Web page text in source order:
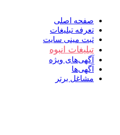
صفحه اصلی
تعرفه تبلیغات
ثبت مینی سایت
تبلیغات انبوه
آگهی‌های ویژه
آگهی‌ها
مشاغل برتر